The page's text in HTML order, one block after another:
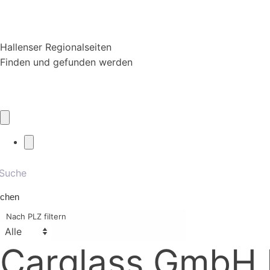
Hallenser Regionalseiten
Finden und gefunden werden
Nach PLZ filtern